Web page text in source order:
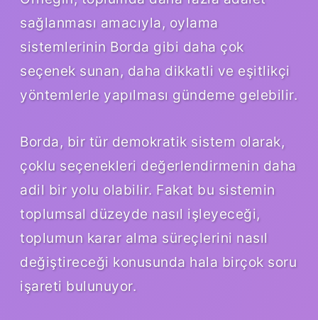
sağlanması amacıyla, oylama
sistemlerinin Borda gibi daha çok
seçenek sunan, daha dikkatli ve eşitlikçi
yöntemlerle yapılması gündeme gelebilir.
Borda, bir tür demokratik sistem olarak,
çoklu seçenekleri değerlendirmenin daha
adil bir yolu olabilir. Fakat bu sistemin
toplumsal düzeyde nasıl işleyeceği,
toplumun karar alma süreçlerini nasıl
değiştireceği konusunda hala birçok soru
işareti bulunuyor.